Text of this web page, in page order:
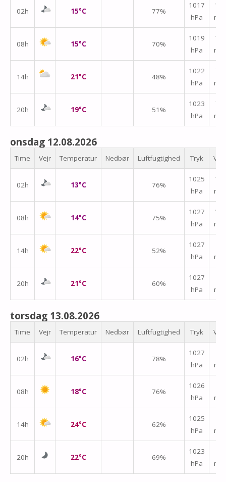
02h 15°C 77%
1017
hPa
↑
m/s
08h 15°C 70%
1019
hPa
↑
m/s
14h 21°C 48%
1022
hPa
↑
m/s
20h 19°C 51%
1023
hPa
↑
m/s
onsdag 12.08.2026
Time Vejr Temperatur Nedbør Luftfugtighed Tryk
02h 13°C 76%
1025
hPa
↑
m/s
08h 14°C 75%
1027
hPa
↑
m/s
14h 22°C 52%
1027
hPa
m/s
20h 21°C 60%
1027
hPa
m/s
torsdag 13.08.2026
Time Vejr Temperatur Nedbør Luftfugtighed Tryk
02h 16°C 78%
1027
hPa
m/s
08h 18°C 76%
1026
hPa
m/s
14h 24°C 62%
1025
hPa
m/s
20h 22°C 69%
1023
hPa
m/s